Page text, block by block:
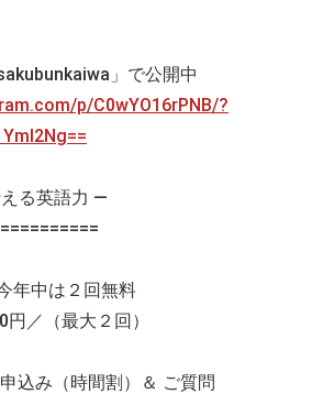
」で公開中
p/C0wYO16rPNB/?
る英語力 —
年中は２回無料
／（最大２回）
込み（時間割）＆ ご質問